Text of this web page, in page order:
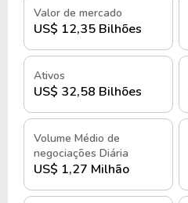
Valor de mercado
US$ 12,35 Bilhões
Ativos
US$ 32,58 Bilhões
Volume Médio de
negociações Diária
US$ 1,27 Milhão